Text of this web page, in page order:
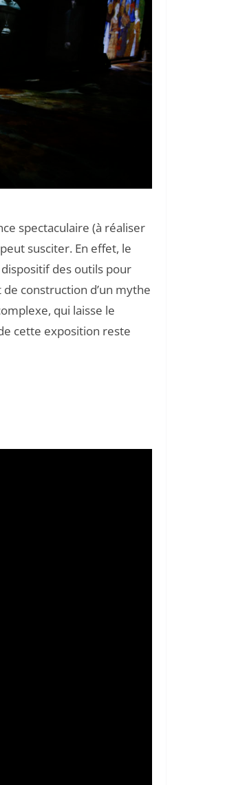
spectaculaire (à réaliser
susciter. En effet, le
des outils pour
construction d’un mythe
qui laisse le
cette exposition reste